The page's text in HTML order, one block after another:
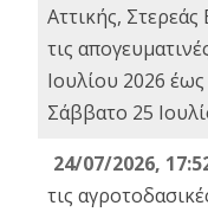
Αττικής,
τις
Ιουλίου 2026
Σάββατο 25
24/07/2026,
τις